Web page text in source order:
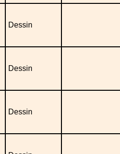
Dessin
Dessin
Dessin